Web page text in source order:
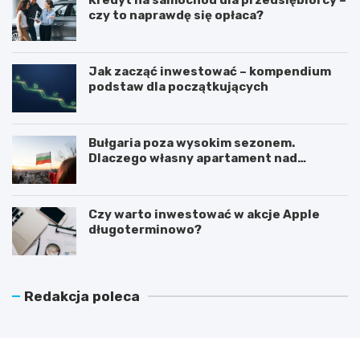
czy to naprawdę się opłaca?
Jak zacząć inwestować – kompendium
podstaw dla początkujących
Bułgaria poza wysokim sezonem.
Dlaczego własny apartament nad
Czy warto inwestować w akcje Apple
długoterminowo?
Redakcja poleca